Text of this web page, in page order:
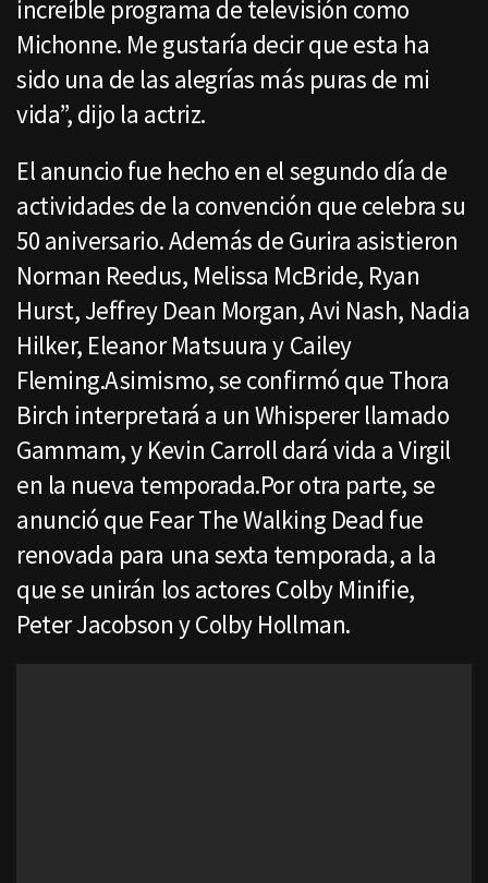
increíble programa de televisión como
Michonne. Me gustaría decir que esta ha
sido una de las alegrías más puras de mi
vida”, dijo la actriz.
El anuncio fue hecho en el segundo día de
actividades de la convención que celebra su
50 aniversario. Además de Gurira asistieron
Norman Reedus, Melissa McBride, Ryan
Hurst, Jeffrey Dean Morgan, Avi Nash, Nadia
Hilker, Eleanor Matsuura y Cailey
Fleming.Asimismo, se confirmó que Thora
Birch interpretará a un Whisperer llamado
Gammam, y Kevin Carroll dará vida a Virgil
en la nueva temporada.Por otra parte, se
anunció que Fear The Walking Dead fue
renovada para una sexta temporada, a la
que se unirán los actores Colby Minifie,
Peter Jacobson y Colby Hollman.